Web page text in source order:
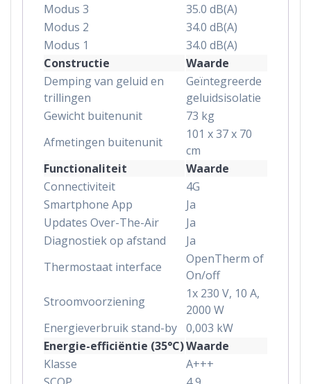
Modus 3
35.0 dB(A)
Modus 2
34.0 dB(A)
Modus 1
34.0 dB(A)
Constructie
Waarde
Demping van geluid en
trillingen
Geïntegreerde
geluidsisolatie
Gewicht buitenunit
73 kg
Afmetingen buitenunit
101 x 37 x 70
cm
Functionaliteit
Waarde
Connectiviteit
4G
Smartphone App
Ja
Updates Over-The-Air
Ja
Diagnostiek op afstand
Ja
Thermostaat interface
OpenTherm of
On/off
Stroomvoorziening
1x 230 V, 10 A,
2000 W
Energieverbruik stand-by 0,003 kW
Energie-efficiëntie (35°C)Waarde
Klasse
A+++